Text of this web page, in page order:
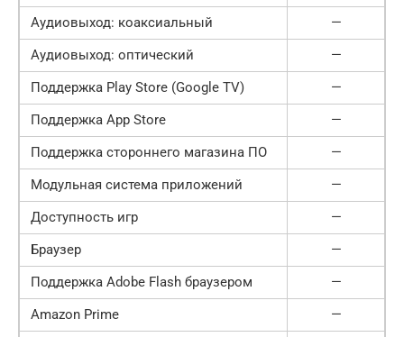
Аудиовыход: коаксиальный
—
Аудиовыход: оптический
—
Поддержка Play Store (Google TV)
—
Поддержка App Store
—
Поддержка стороннего магазина ПО
—
Модульная система приложений
—
Доступность игр
—
Браузер
—
Поддержка Adobe Flash браузером
—
Amazon Prime
—